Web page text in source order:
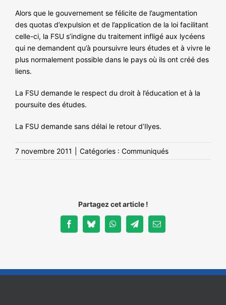
Alors que le gouvernement se félicite de l’augmentation
des quotas d’expulsion et de l’application de la loi facilitant
celle-ci, la FSU s’indigne du traitement infligé aux lycéens
qui ne demandent qu’à poursuivre leurs études et à vivre le
plus normalement possible dans le pays où ils ont créé des
liens.
La FSU demande le respect du droit à l’éducation et à la
poursuite des études.
La FSU demande sans délai le retour d’Ilyes.
7 novembre 2011 Catégories : Communiqués
Partagez cet article !
FacebookBlueskyWhatsAppTelegramEmail